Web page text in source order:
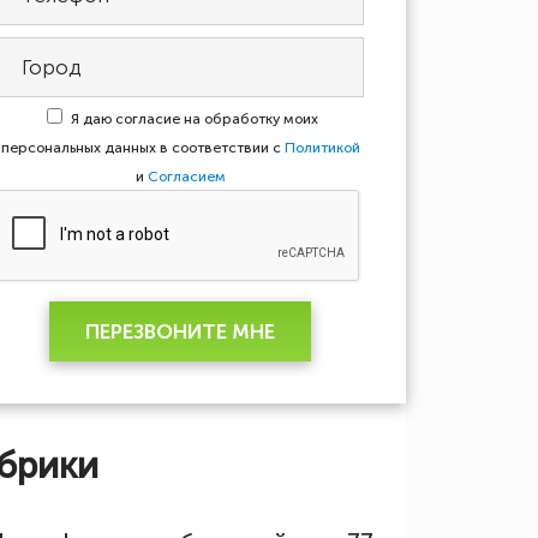
Я даю согласие на обработку моих
персональных данных в соответствии с Политикой
и Согласием
ПЕРЕЗВОНИТЕ МНЕ